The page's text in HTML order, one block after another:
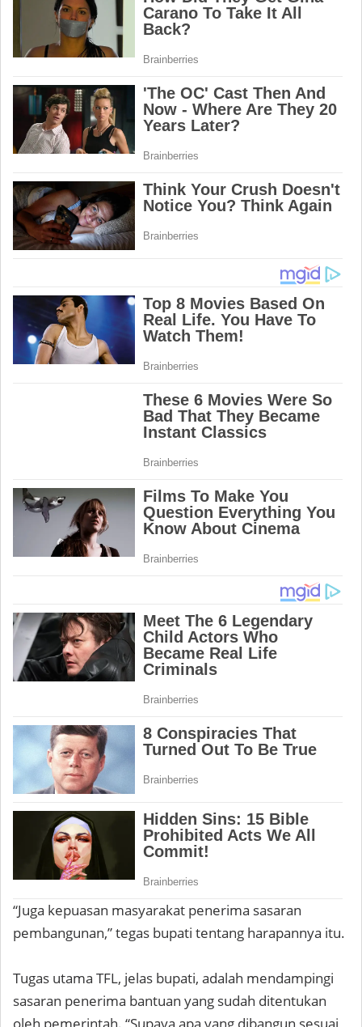
“Juga kepuasan masyarakat penerima sasaran
pembangunan,” tegas bupati tentang harapannya itu.
Tugas utama TFL, jelas bupati, adalah mendampingi
sasaran penerima bantuan yang sudah ditentukan
oleh pemerintah. “Supaya apa yang dibangun sesuai